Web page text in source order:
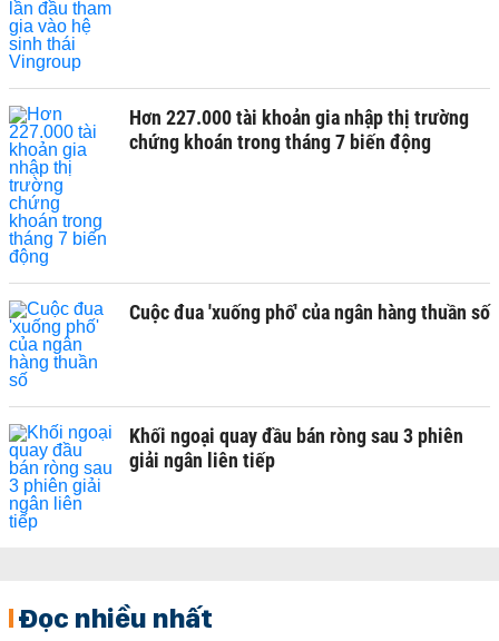
Hơn 227.000 tài khoản gia nhập thị trường
chứng khoán trong tháng 7 biến động
Cuộc đua 'xuống phố' của ngân hàng thuần số
Khối ngoại quay đầu bán ròng sau 3 phiên
giải ngân liên tiếp
Đọc nhiều nhất